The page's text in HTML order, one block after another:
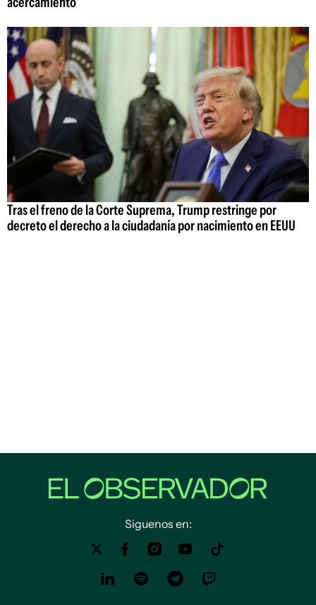
Tras el freno de la Corte Suprema, Trump restringe por
decreto el derecho a la ciudadanía por nacimiento en EEUU
Siguenos en: